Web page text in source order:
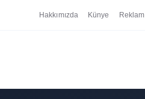
Hakkımızda Künye Reklam